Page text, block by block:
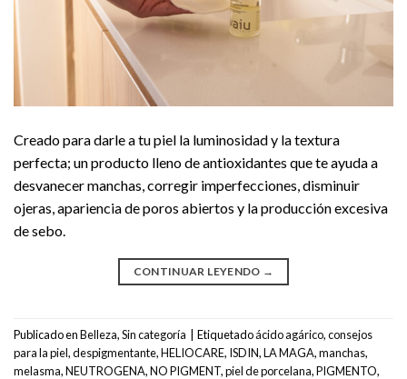
Creado para darle a tu piel la luminosidad y la textura
perfecta; un producto lleno de antioxidantes que te ayuda a
desvanecer manchas, corregir imperfecciones, disminuir
ojeras, apariencia de poros abiertos y la producción excesiva
de sebo.
CONTINUAR LEYENDO →
Publicado enBelleza,Sin categoría Etiquetadoácido agárico,consejos
para la piel,despigmentante,HELIOCARE, ISDIN,LA MAGA,manchas,
melasma,NEUTROGENA,NO PIGMENT,piel de porcelana,PIGMENTO,